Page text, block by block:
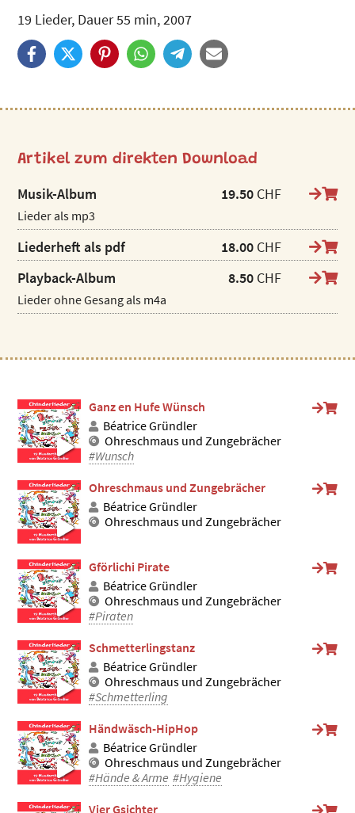
19 Lieder, Dauer 55 min, 2007
Artikel zum direkten Download
Musik-Album 19.50 CHF
Lieder als mp3
Liederheft als pdf 18.00 CHF
Playback-Album
8.50 CHF
Lieder ohne Gesang als m4a
Ganz en Hufe Wünsch
Béatrice Gründler
Ohreschmaus und Zungebrächer
#Wunsch
Ohreschmaus und Zungebrächer
Béatrice Gründler
Ohreschmaus und Zungebrächer
Gförlichi Pirate
Béatrice Gründler
Ohreschmaus und Zungebrächer
#Piraten
Schmetterlingstanz
Béatrice Gründler
Ohreschmaus und Zungebrächer
#Schmetterling
Händwäsch-HipHop
Béatrice Gründler
Ohreschmaus und Zungebrächer
#Hände & Arme #Hygiene
Vier Gsichter